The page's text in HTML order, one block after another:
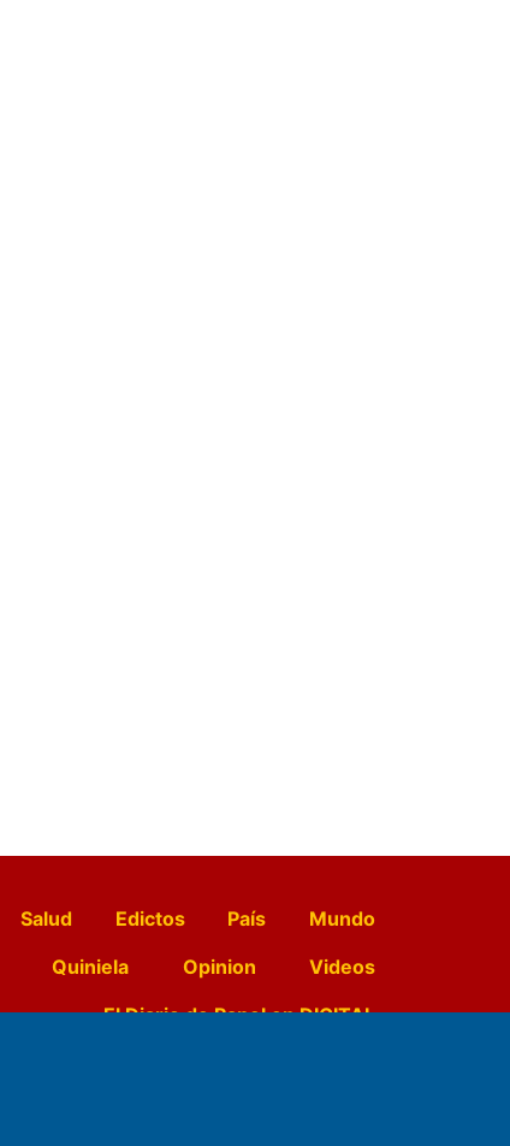
Salud Edictos País
Mundo
Quiniela Opinion
Videos
El Diario de Papel en DIGITAL